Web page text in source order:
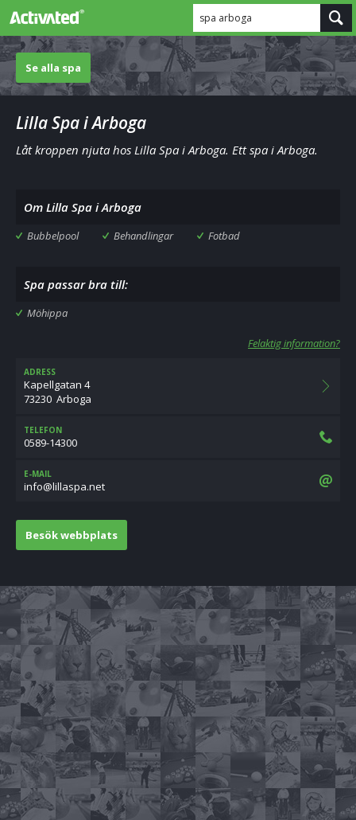
spa arboga
Se alla spa
Lilla Spa i Arboga
Låt kroppen njuta hos Lilla Spa i Arboga. Ett spa i Arboga.
Om Lilla Spa i Arboga
Bubbelpool Behandlingar Fotbad
Spa passar bra till:
Möhippa
Felaktig information?
ADRESS
Kapellgatan 4
73230 Arboga
TELEFON
0589-14300
E-MAIL
ten.apsallil@ofni
Besök webbplats